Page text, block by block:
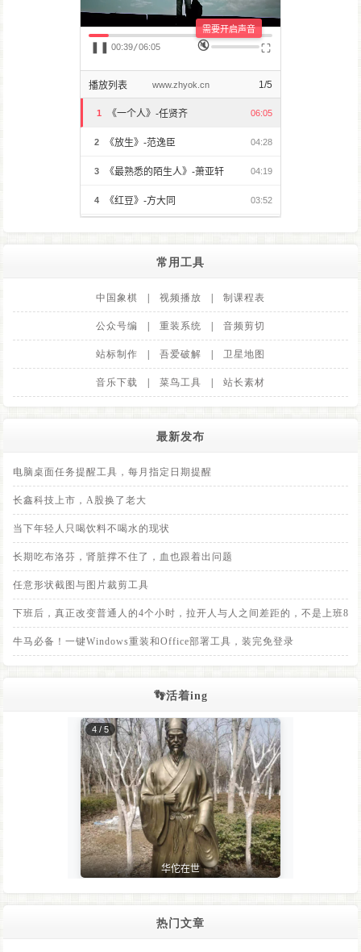
常用工具
中国象棋 视频播放 制课程表
公众号编 重装系统 音频剪切
站标制作 吾爱破解 卫星地图
音乐下载 菜鸟工具 站长素材
最新发布
电脑桌面任务提醒工具，每月指定日期提醒
长鑫科技上市，A股换了老大
当下年轻人只喝饮料不喝水的现状
长期吃布洛芬，肾脏撑不住了，血也跟着出问题
任意形状截图与图片裁剪工具
下班后，真正改变普通人的4个小时，拉开人与人之间差距的，不是上班8
牛马必备！一键Windows重装和Office部署工具，装完免登录
👣活着ing
热门文章